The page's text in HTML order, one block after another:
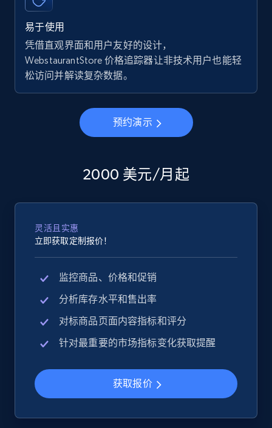
易于使用
凭借直观界面和用户友好的设计，
WebstaurantStore 价格追踪器让非技术用户也能轻
松访问并解读复杂数据。
预约演示
2000 美元/月起
灵活且实惠
立即获取定制报价！
监控商品、价格和促销
分析库存水平和售出率
对标商品页面内容指标和评分
针对最重要的市场指标变化获取提醒
获取报价